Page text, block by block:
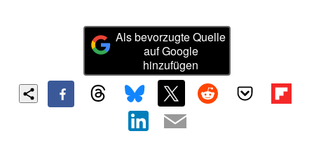
Als bevorzugte Quelle
auf Google
hinzufügen